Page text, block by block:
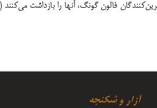
فالون گونگ، آنها را بازداشت می‌کنند
آزار و شکنجه